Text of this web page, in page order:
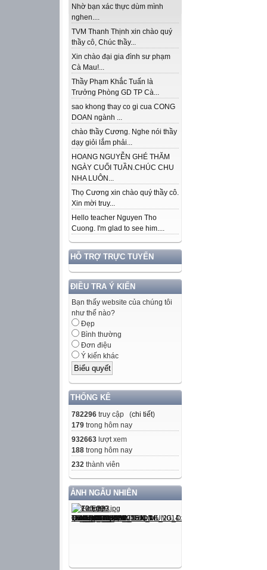
Nhờ bạn xác thực dùm mình
nghen....
TVM Thanh Thịnh xin chào quý
thầy cô, Chúc thầy...
Xin chào đại gia đình sư phạm
Cà Mau!...
Thầy Phạm Khắc Tuấn là
Trưởng Phòng GD TP Cà...
sao khong thay co gi cua CONG
DOAN ngành ...
chào thầy Cương. Nghe nói thầy
dạy giỏi lắm phải...
HOANG NGUYỄN GHÉ THĂM
NGÀY CUỐI TUẦN.CHÚC CHU
NHA LUÔN...
Thọ Cương xin chào quý thầy cô.
Xin mời truy...
Hello teacher Nguyen Tho
Cuong. I'm glad to see him....
HỖ TRỢ TRỰC TUYẾN
ĐIỀU TRA Ý KIẾN
Bạn thấy website của chúng tôi
như thế nào?
Đẹp
Bình thường
Đơn điệu
Ý kiến khác
THỐNG KÊ
782296 truy cập (chi tiết)
179 trong hôm nay
932663 lượt xem
188 trong hôm nay
232 thành viên
ẢNH NGẪU NHIÊN